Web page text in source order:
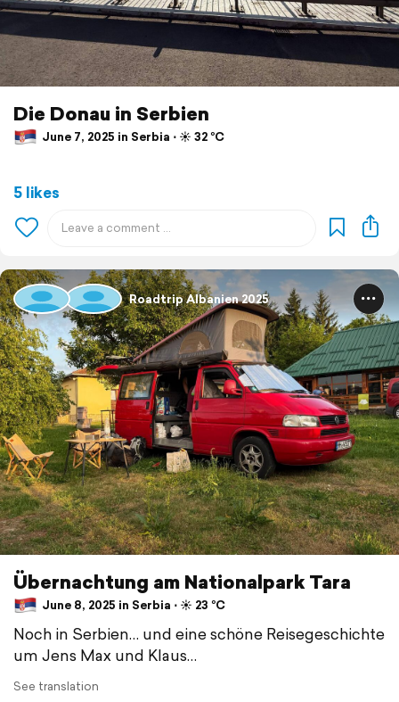
Die Donau in Serbien
June 7, 2025 in Serbia ⋅ ☀️ 32 °C
5 likes
Roadtrip Albanien 2025
Übernachtung am Nationalpark Tara
June 8, 2025 in Serbia ⋅ ☀️ 23 °C
Noch in Serbien… und eine schöne Reisegeschichte
um Jens Max und Klaus…
See translation